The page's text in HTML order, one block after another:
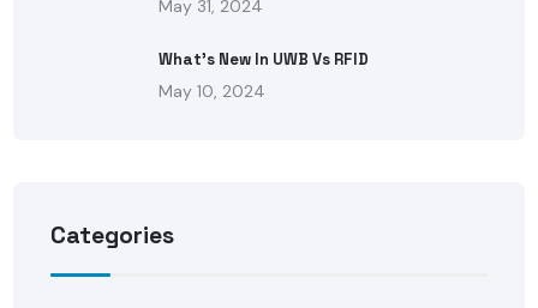
May 31, 2024
What’s New In UWB Vs RFID
May 10, 2024
Categories